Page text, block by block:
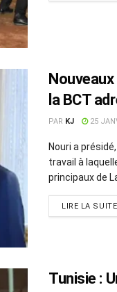
la BCT
PAR KJ 25
Nouri a
travail à
principaux de La
LIRE LA SUITE
Tunisie :